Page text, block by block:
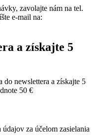
zavolajte nám na tel.
e-mail na:
a získajte 5
do newslettera a získajte 5
50 €
za účelom zasielania